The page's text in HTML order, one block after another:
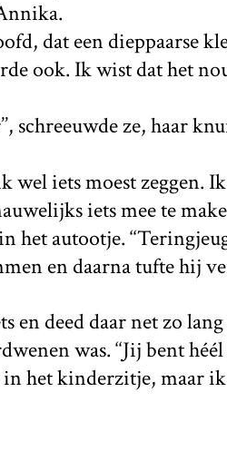
dat een dieppaarse
ook. Ik wist dat het
schreeuwde ze, haar
wel iets moest zeggen.
iets mee te
autootje.
en daarna tufte hij
en deed daar net zo
was. ‘‘Jij bent héél
het kinderzitje, maar